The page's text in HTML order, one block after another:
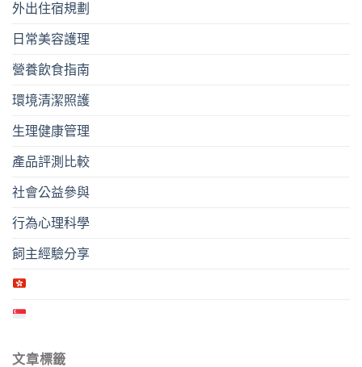
外出住宿規劃
日常美容護理
營養飲食指南
環境清潔照護
生理健康管理
產品評測比較
社會公益參與
行為心理科學
飼主經驗分享
文章標籤